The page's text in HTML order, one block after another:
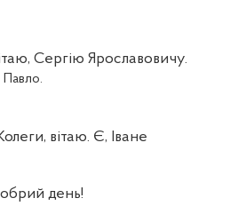
Сергію Ярославовичу.
вітаю. Є, Іване
день!